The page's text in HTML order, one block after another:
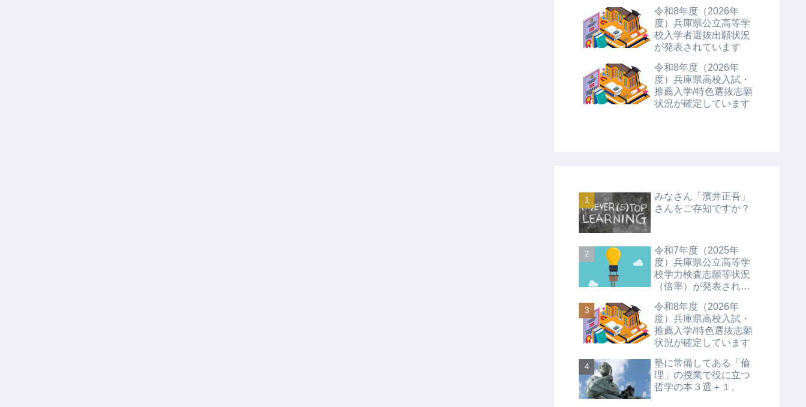
令和8年度（2026年
度）兵庫県公立高等学
校入学者選抜出願状況
が発表されています
令和8年度（2026年
度）兵庫県高校入試・
推薦入学/特色選抜志願
状況が確定しています
みなさん「濱井正吾」
さんをご存知ですか？
令和7年度（2025年
度）兵庫県公立高等学
校学力検査志願等状況
（倍率）が発表されて
令和8年度（2026年
度）兵庫県高校入試・
推薦入学/特色選抜志願
状況が確定しています
塾に常備してある「倫
理」の授業で役に立つ
哲学の本３選＋１。